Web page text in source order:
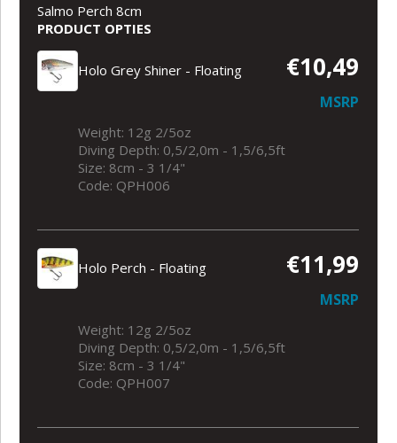
Salmo Perch 8cm
PRODUCT OPTIES
Holo Grey Shiner - Floating €10,49
MSRP
Weight: 12g 2/5oz
Diving Depth: 0,5/2,0m - 1,5/6,5ft
Size: 8cm - 3 1/4"
Code: QPH006
Holo Perch - Floating €11,99
MSRP
Weight: 12g 2/5oz
Diving Depth: 0,5/2,0m - 1,5/6,5ft
Size: 8cm - 3 1/4"
Code: QPH007